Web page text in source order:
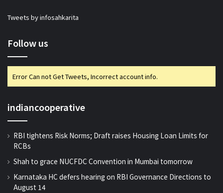
Tweets by infosahkarita
Follow us
Error Can not Get Tweets, Incorrect account info.
indiancooperative
RBI tightens Risk Norms; Draft raises Housing Loan Limits for
RCBs
Shah to grace NUCFDC Convention in Mumbai tomorrow
Karnataka HC defers hearing on RBI Governance Directions to
August 14